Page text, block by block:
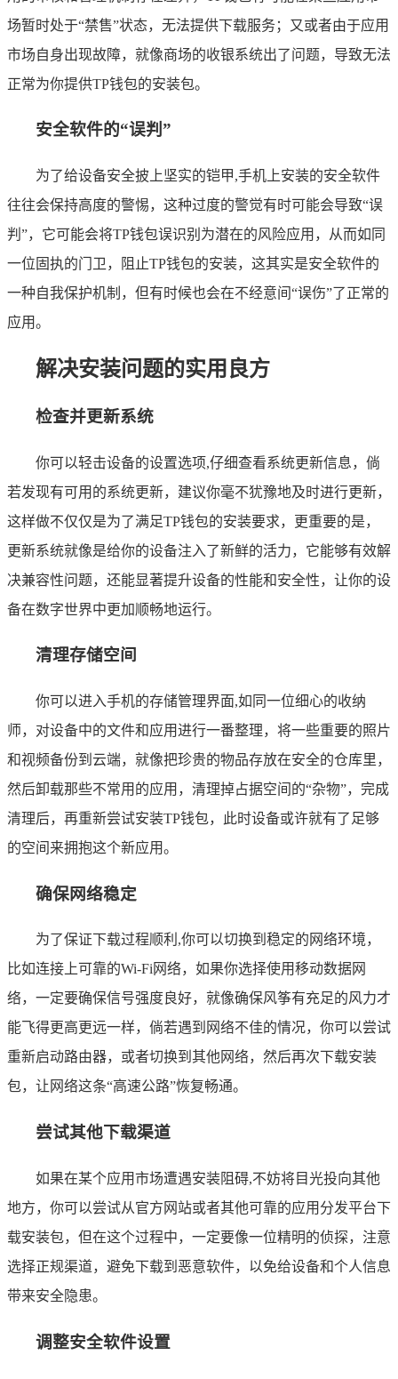
场暂时处于“禁售”状态，无法提供下载服务；又或者由于应用
市场自身出现故障，就像商场的收银系统出了问题，导致无法
正常为你提供TP钱包的安装包。
安全软件的“误判”
为了给设备安全披上坚实的铠甲,手机上安装的安全软件
往往会保持高度的警惕，这种过度的警觉有时可能会导致“误
判”，它可能会将TP钱包误识别为潜在的风险应用，从而如同
一位固执的门卫，阻止TP钱包的安装，这其实是安全软件的
一种自我保护机制，但有时候也会在不经意间“误伤”了正常的
应用。
解决安装问题的实用良方
检查并更新系统
你可以轻击设备的设置选项,仔细查看系统更新信息，倘
若发现有可用的系统更新，建议你毫不犹豫地及时进行更新，
这样做不仅仅是为了满足TP钱包的安装要求，更重要的是，
更新系统就像是给你的设备注入了新鲜的活力，它能够有效解
决兼容性问题，还能显著提升设备的性能和安全性，让你的设
备在数字世界中更加顺畅地运行。
清理存储空间
你可以进入手机的存储管理界面,如同一位细心的收纳
师，对设备中的文件和应用进行一番整理，将一些重要的照片
和视频备份到云端，就像把珍贵的物品存放在安全的仓库里，
然后卸载那些不常用的应用，清理掉占据空间的“杂物”，完成
清理后，再重新尝试安装TP钱包，此时设备或许就有了足够
的空间来拥抱这个新应用。
确保网络稳定
为了保证下载过程顺利,你可以切换到稳定的网络环境，
比如连接上可靠的Wi-Fi网络，如果你选择使用移动数据网
络，一定要确保信号强度良好，就像确保风筝有充足的风力才
能飞得更高更远一样，倘若遇到网络不佳的情况，你可以尝试
重新启动路由器，或者切换到其他网络，然后再次下载安装
包，让网络这条“高速公路”恢复畅通。
尝试其他下载渠道
如果在某个应用市场遭遇安装阻碍,不妨将目光投向其他
地方，你可以尝试从官方网站或者其他可靠的应用分发平台下
载安装包，但在这个过程中，一定要像一位精明的侦探，注意
选择正规渠道，避免下载到恶意软件，以免给设备和个人信息
带来安全隐患。
调整安全软件设置